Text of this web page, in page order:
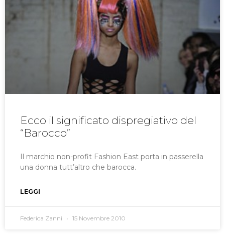
Ecco il significato dispregiativo del
“Barocco”
Il marchio non-profit Fashion East porta in passerella
una donna tutt’altro che barocca.
LEGGI
Federica Zanni 15 Novembre 2010